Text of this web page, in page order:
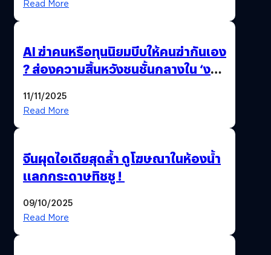
Read More
AI ฆ่าคนหรือทุนนิยมบีบให้คนฆ่ากันเอง
? ส่องความสิ้นหวังชนชั้นกลางใน ‘งาน
11/11/2025
Read More
จีนผุดไอเดียสุดล้ำ ดูโฆษณาในห้องน้ำ
แลกกระดาษทิชชู !
09/10/2025
Read More